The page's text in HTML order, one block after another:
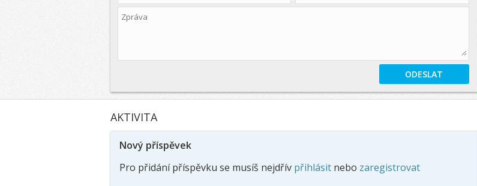
AKTIVITA
Nový příspěvek
Pro přidání příspěvku se musíš nejdřív přihlásitnebo zaregistrovat